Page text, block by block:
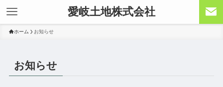
愛岐土地株式会社
ホーム お知らせ
お知らせ